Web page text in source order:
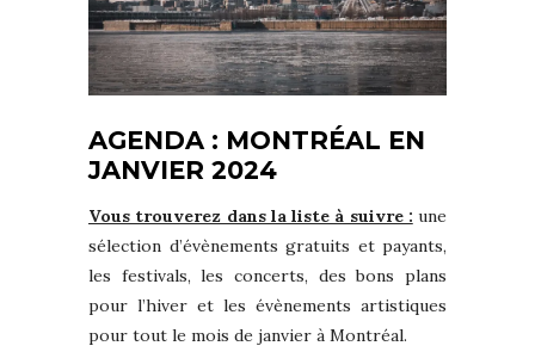
AGENDA : MONTRÉAL EN
JANVIER 2024
Vous trouverez dans la liste à suivre : une
sélection d’évènements gratuits et payants,
les festivals, les concerts, des bons plans
pour l’hiver et les évènements artistiques
pour tout le mois de janvier à Montréal.